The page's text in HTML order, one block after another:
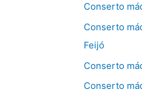
Conserto
Conserto
Feijó
Conserto
Conserto